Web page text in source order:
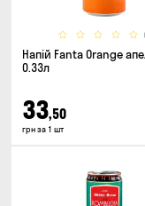
Напій Fanta Orange
0.33л
33,50
грн за 1 шт